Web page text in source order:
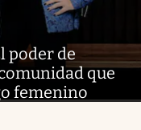
poder de
que
femenino